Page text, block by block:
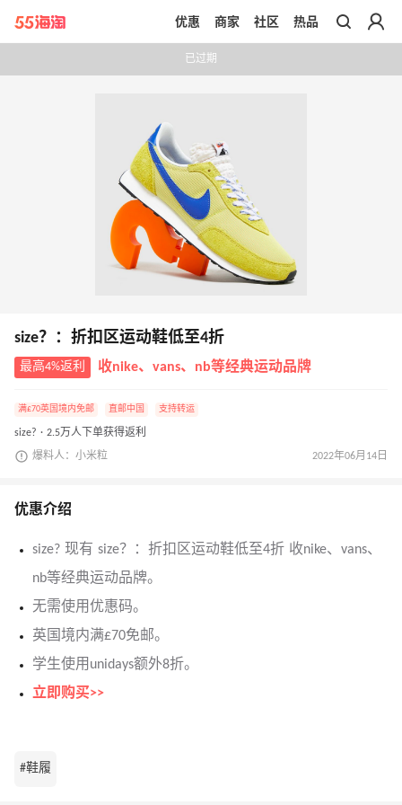
带你去官网买正品
优惠 商家 社区 热品
已过期
size？：折扣区运动鞋低至4折
最高4%返利 收nike、vans、nb等经典运动品牌
满£70英国境内免邮 直邮中国 支持转运
size? · 2.5万人下单获得返利
爆料人：小米粒 2022年06月14日
优惠介绍
size? 现有 size？：折扣区运动鞋低至4折 收nike、vans、
nb等经典运动品牌。
无需使用优惠码。
英国境内满£70免邮。
学生使用unidays额外8折。
立即购买>>
#鞋履